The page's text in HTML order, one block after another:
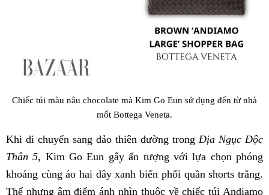
Chiếc túi màu nâu chocolate mà Kim Go Eun sử dụng đến từ nhà
mốt Bottega Veneta.
Khi di chuyển sang đảo thiên đường trong Địa Ngục Độc
Thân 5, Kim Go Eun gây ấn tượng với lựa chọn phóng
khoáng cùng áo hai dây xanh biển phối quần shorts trắng.
Thế nhưng âm điểm ánh nhìn thuộc về chiếc túi Andiamo